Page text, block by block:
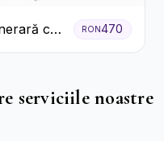
cu
RON470
serviciile noastre